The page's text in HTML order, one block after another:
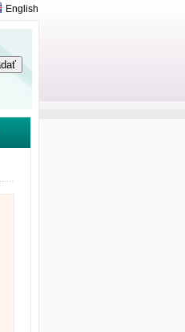
English